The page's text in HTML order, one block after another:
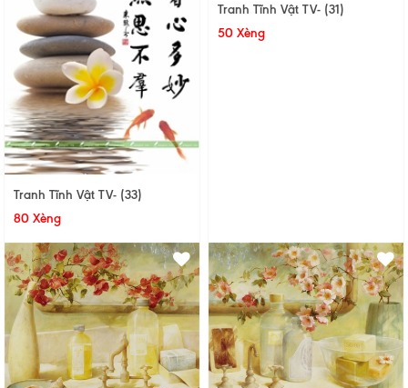
Tranh Tĩnh Vật TV- (33)
80 Xèng
Tranh Tĩnh Vật TV- (31)
50 Xèng